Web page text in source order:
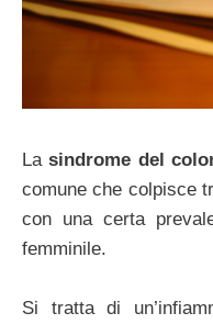
Lasindrome del
comune che colpisce
con una certa
femminile.
Si tratta di